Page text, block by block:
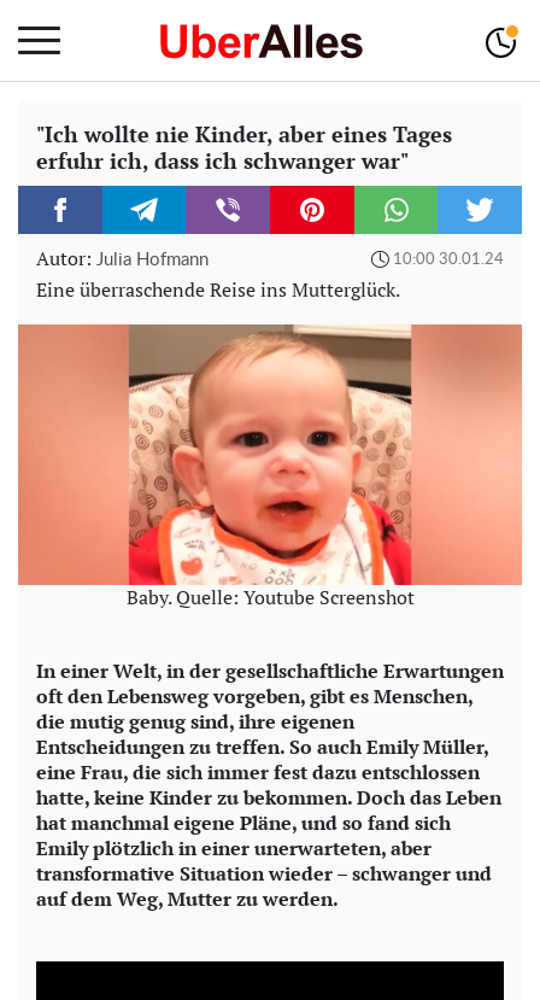
"Ich wollte nie Kinder, aber eines Tages
erfuhr ich, dass ich schwanger war"
Autor: Julia Hofmann 10:00 30.01.24
Eine überraschende Reise ins Mutterglück.
Baby. Quelle: Youtube Screenshot
In einer Welt, in der gesellschaftliche Erwartungen
oft den Lebensweg vorgeben, gibt es Menschen,
die mutig genug sind, ihre eigenen
Entscheidungen zu treffen. So auch Emily Müller,
eine Frau, die sich immer fest dazu entschlossen
hatte, keine Kinder zu bekommen. Doch das Leben
hat manchmal eigene Pläne, und so fand sich
Emily plötzlich in einer unerwarteten, aber
transformative Situation wieder – schwanger und
auf dem Weg, Mutter zu werden.